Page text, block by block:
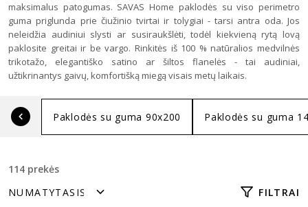
maksimalus patogumas. SAVAS Home paklodės su viso perimetro
guma priglunda prie čiužinio tvirtai ir tolygiai - tarsi antra oda. Jos
neleidžia audiniui slysti ar susiraukšlėti, todėl kiekvieną rytą lovą
paklosite greitai ir be vargo. Rinkitės iš 100 % natūralios medvilnės
trikotažo, elegantiško satino ar šiltos flanelės - tai audiniai,
užtikrinantys gaivų, komfortišką miegą visais metų laikais.
Paklodės su guma 90x200 Paklodės su guma
114 prekės
FILTRAI